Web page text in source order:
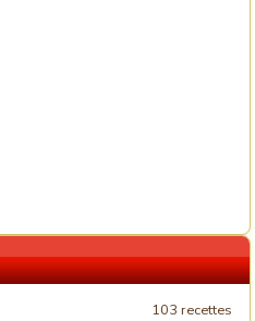
103 recettes